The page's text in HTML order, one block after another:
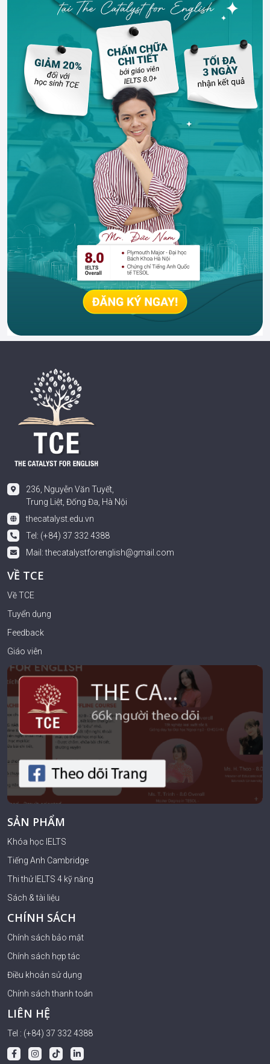
236, Nguyễn Văn Tuyết,
Trung Liệt, Đống Đa, Hà Nội
thecatalyst.edu.vn
Tel: (+84) 37 332 4388
Mail:thecatalystforenglish@gmail.com
VỀ TCE
Về TCE
Tuyển dụng
Feedback
Giáo viên
SẢN PHẨM
Khóa học IELTS
Tiếng Anh Cambridge
Thi thử IELTS 4 kỹ năng
Sách & tài liệu
CHÍNH SÁCH
Chính sách bảo mật
Chính sách hợp tác
Điều khoản sử dụng
Chính sách thanh toán
LIÊN HỆ
Tel : (+84) 37 332 4388